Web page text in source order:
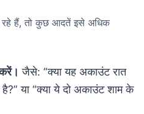
हैं, तो कुछ आदतें इसे अधिक
जैसे: “क्या यह अकाउंट रात
या “क्या ये दो अकाउंट शाम के